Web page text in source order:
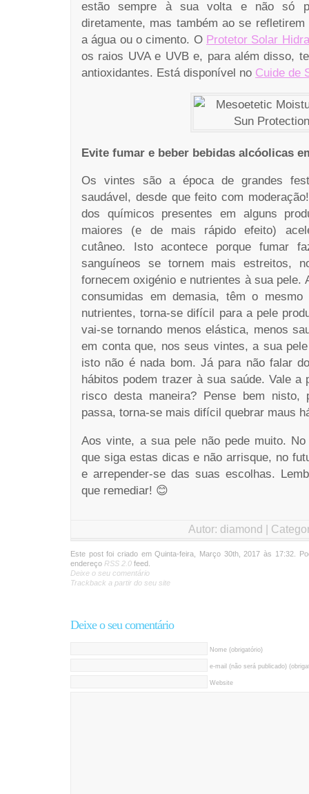
estão sempre à sua volta e não só
diretamente, mas também ao se
a água ou o cimento. O Protetor Solar
os raios UVA e UVB e, para além disso,
antioxidantes. Está disponível no Cuide de
Evite fumar e beber bebidas alcóolicas
Os vintes são a época de grandes
saudável, desde que feito com
dos químicos presentes em alguns
maiores (e de mais rápido efeito)
cutâneo. Isto acontece porque fumar
sanguíneos se tornem mais estreitos,
fornecem oxigénio e nutrientes à sua pele.
consumidas em demasia, têm o
nutrientes, torna-se difícil para a pele
vai-se tornando menos elástica, menos
em conta que, nos seus vintes, a sua
isto não é nada bom. Já para não falar
hábitos podem trazer à sua saúde. Vale a
risco desta maneira? Pense bem
passa, torna-se mais difícil quebrar maus
Aos vinte, a sua pele não pede muito.
que siga estas dicas e não arrisque, no
e arrepender-se das suas escolhas.
que remediar! 😊
Autor: diamond |
Este post foi criado em Quinta-feira, Março 30th, 2017 às 17:32.
endereço RSS 2.0 feed.
Deixe o seu comentário
Trackback a partir do seu site
Deixe o seu comentário
Nome (obrigatório)
e-mail (não será publicado)
Website